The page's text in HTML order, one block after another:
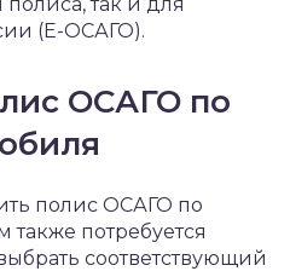
(Е-ОСАГО).
ОСАГО по
полис ОСАГО по
также потребуется
соответствующий